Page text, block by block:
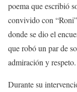
poema que escribió
convivido con
donde se dio el
que robó un par de
admiración y respeto.
Durante su